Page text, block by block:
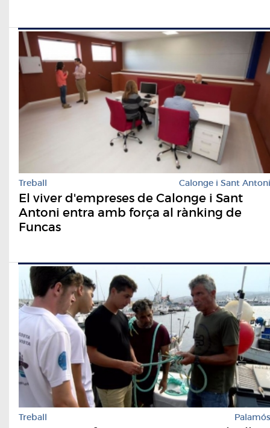
Treball Calonge i Sant Antoni
El viver d'empreses de Calonge i Sant
Antoni entra amb força al rànking de
Funcas
Treball Palamós